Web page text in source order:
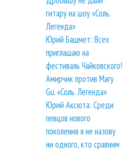
гитару на шоу «Соль.
Легенда»
Юрий Башмет: Всех
приглашаю на
фестиваль Чайковского!
Амирчик против Mary
Gu. «Соль. Легенда»
Юрий Аксюта: Среди
певцов нового
поколения я не назову
ни одного, кто сравним